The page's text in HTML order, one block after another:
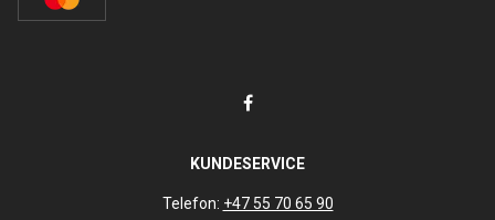
KUNDESERVICE
Telefon: +47 55 70 65 90